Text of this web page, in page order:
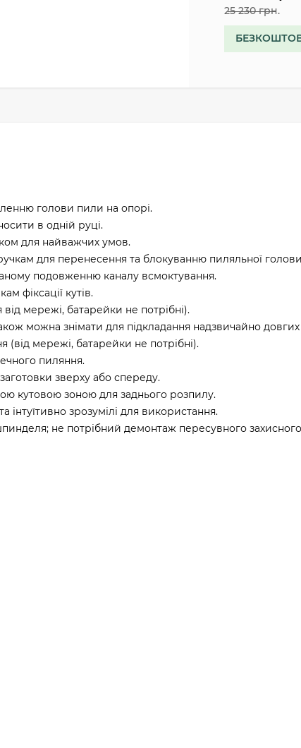
25 230 грн.
голови пили на опорі.
в одній руці.
для найважчих умов.
для перенесення та блокуванню пиляльної
подовженню каналу всмоктування.
фіксації кутів.
від мережі, батарейки не потрібні).
можна знімати для підкладання надзвичайно довгих
(від мережі, батарейки не потрібні).
пиляння.
зверху або спереду.
кутовою зоною для заднього розпилу.
зрозумілі для використання.
не потрібний демонтаж пересувного